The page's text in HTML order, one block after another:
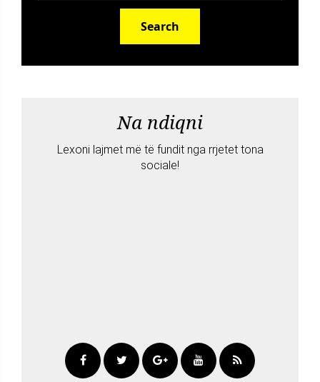
Search
Na ndiqni
Lexoni lajmet më të fundit nga rrjetet tona
sociale!